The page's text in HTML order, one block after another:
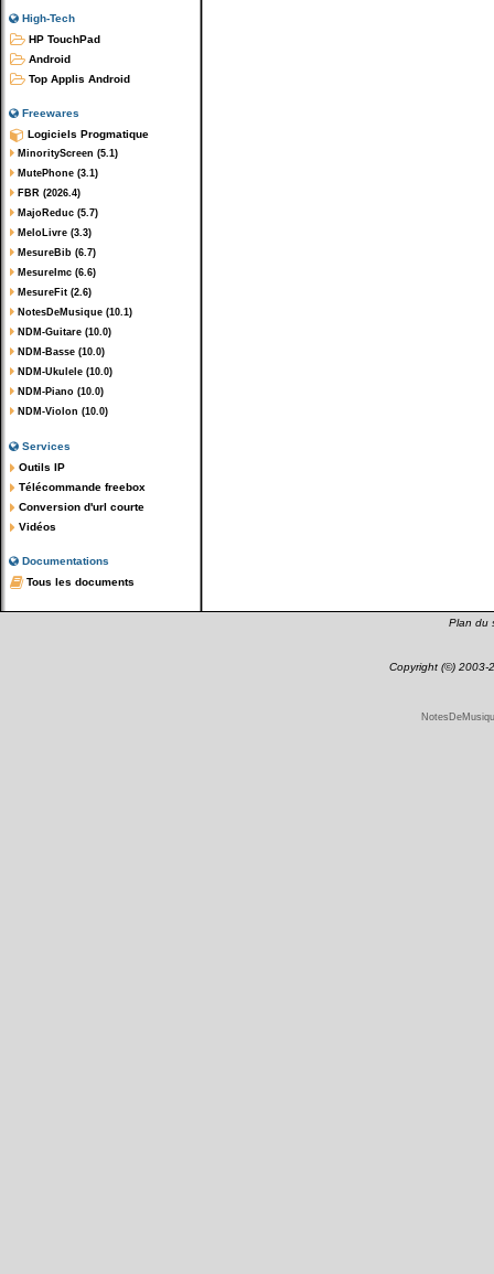
High-Tech
HP TouchPad
Android
Top Applis Android
Freewares
Logiciels Progmatique
MinorityScreen (5.1)
MutePhone (3.1)
FBR (2026.4)
MajoReduc (5.7)
MeloLivre (3.3)
MesureBib (6.7)
MesureImc (6.6)
MesureFit (2.6)
NotesDeMusique (10.1)
NDM-Guitare (10.0)
NDM-Basse (10.0)
NDM-Ukulele (10.0)
NDM-Piano (10.0)
NDM-Violon (10.0)
Services
Outils IP
Télécommande freebox
Conversion d'url courte
Vidéos
Documentations
Tous les documents
Plan du
Copyright (©) 2003-